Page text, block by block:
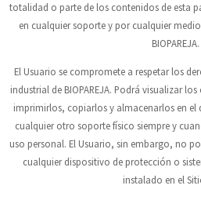
totalidad o parte de los contenidos de esta
en cualquier soporte y por cualquier
BIOPAREJA.
El Usuario se compromete a respetar los
industrial de BIOPAREJA. Podrá visualizar los
imprimirlos, copiarlos y almacenarlos en el
cualquier otro soporte físico siempre y
uso personal. El Usuario, sin embargo, no
cualquier dispositivo de protección o
instalado en el